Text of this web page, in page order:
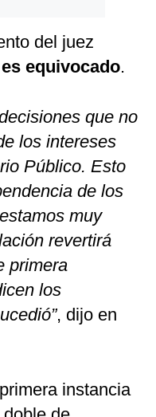
del juez
equivocado.
que no
los intereses
Público. Esto
de los
muy
revertirá
primera
los
, dijo en
instancia